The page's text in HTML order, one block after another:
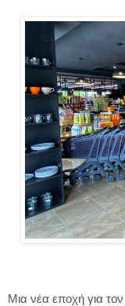
Μια νέα εποχή για